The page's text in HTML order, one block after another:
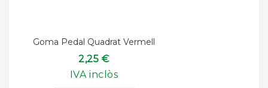
Goma Pedal Quadrat Vermell
2,25 €
IVA inclòs